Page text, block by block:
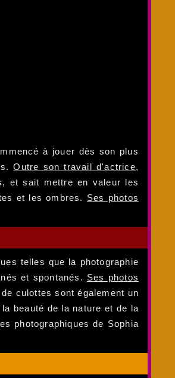
à jouer dès son plus
Outre son travail d'actrice,
et sait mettre en valeur les
et les ombres. Ses photos
telles que la photographie
et spontanés. Ses photos
culottes sont également un
beauté de la nature et de la
photographiques de Sophia